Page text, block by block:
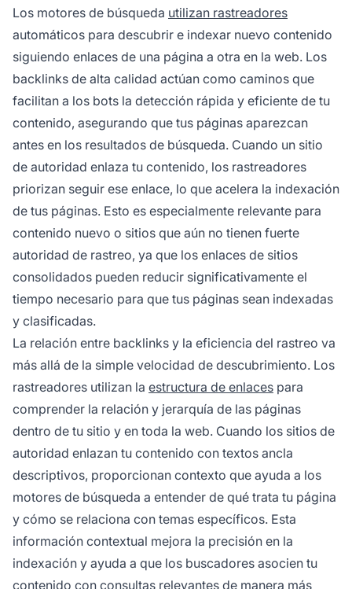
Los motores de búsqueda utilizan rastreadores
automáticos para descubrir e indexar nuevo contenido
siguiendo enlaces de una página a otra en la web. Los
backlinks de alta calidad actúan como caminos que
facilitan a los bots la detección rápida y eficiente de tu
contenido, asegurando que tus páginas aparezcan
antes en los resultados de búsqueda. Cuando un sitio
de autoridad enlaza tu contenido, los rastreadores
priorizan seguir ese enlace, lo que acelera la indexación
de tus páginas. Esto es especialmente relevante para
contenido nuevo o sitios que aún no tienen fuerte
autoridad de rastreo, ya que los enlaces de sitios
consolidados pueden reducir significativamente el
tiempo necesario para que tus páginas sean indexadas
y clasificadas.
La relación entre backlinks y la eficiencia del rastreo va
más allá de la simple velocidad de descubrimiento. Los
rastreadores utilizan la estructura de enlaces para
comprender la relación y jerarquía de las páginas
dentro de tu sitio y en toda la web. Cuando los sitios de
autoridad enlazan tu contenido con textos ancla
descriptivos, proporcionan contexto que ayuda a los
motores de búsqueda a entender de qué trata tu página
y cómo se relaciona con temas específicos. Esta
información contextual mejora la precisión en la
indexación y ayuda a que los buscadores asocien tu
contenido con consultas relevantes de manera más